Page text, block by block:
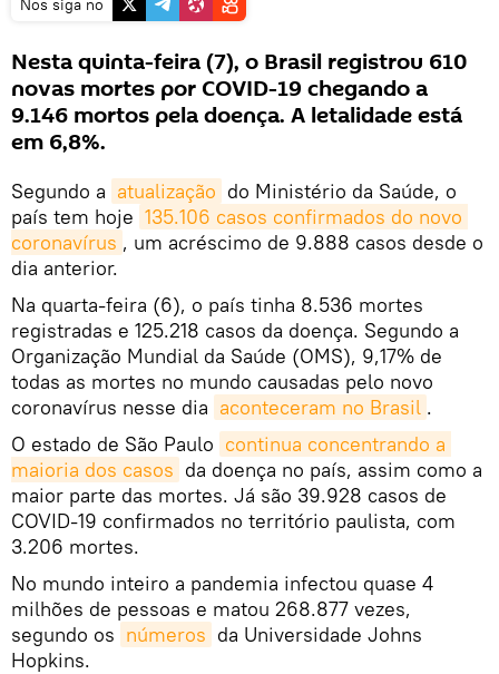
Nesta quinta-feira (7), o Brasil registrou 610
novas mortes por COVID-19 chegando a
9.146 mortos pela doença. A letalidade está
em 6,8%.
Segundo a atualização do Ministério da Saúde, o
país tem hoje 135.106 casos confirmados do novo
coronavírus , um acréscimo de 9.888 casos desde o
dia anterior.
Na quarta-feira (6), o país tinha 8.536 mortes
registradas e 125.218 casos da doença. Segundo a
Organização Mundial da Saúde (OMS), 9,17% de
todas as mortes no mundo causadas pelo novo
coronavírus nesse dia aconteceram no Brasil .
O estado de São Paulo continua concentrando a
maioria dos casos da doença no país, assim como a
maior parte das mortes. Já são 39.928 casos de
COVID-19 confirmados no território paulista, com
3.206 mortes.
No mundo inteiro a pandemia infectou quase 4
milhões de pessoas e matou 268.877 vezes,
segundo os números da Universidade Johns
Hopkins.